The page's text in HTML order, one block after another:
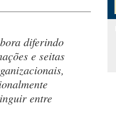
diferindo
e seitas
entre